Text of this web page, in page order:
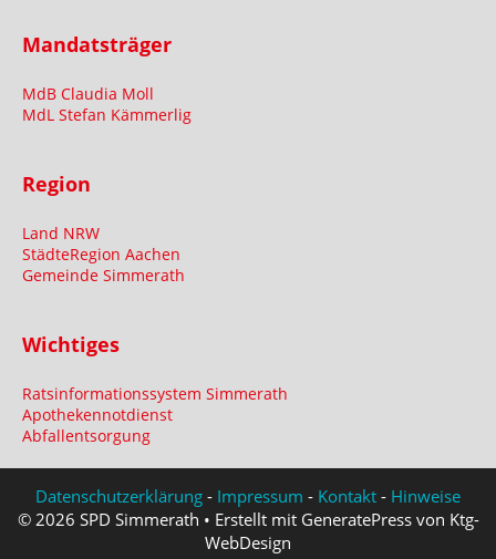
Mandatsträger
MdB Claudia Moll
MdL Stefan Kämmerlig
Region
Land NRW
StädteRegion Aachen
Gemeinde Simmerath
Wichtiges
Ratsinformationssystem Simmerath
Apothekennotdienst
Abfallentsorgung
Datenschutzerklärung - Impressum - Kontakt - Hinweise
© 2026 SPD Simmerath • Erstellt mit GeneratePress von Ktg-
WebDesign